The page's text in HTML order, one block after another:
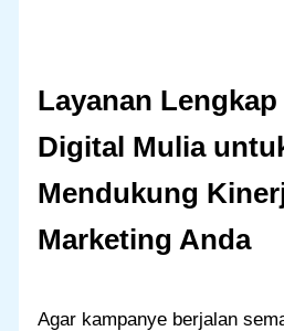
Layanan Lengkap
Digital Mulia
Mendukung
Marketing Anda
Agar kampanye berjalan